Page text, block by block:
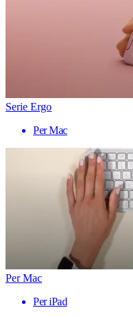
Serie Ergo
Per Mac
Per Mac
Per iPad